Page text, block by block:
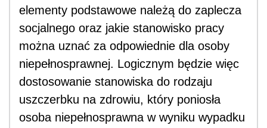
elementy podstawowe należą do zaplecza
socjalnego oraz jakie stanowisko pracy
można uznać za odpowiednie dla osoby
niepełnosprawnej. Logicznym będzie więc
dostosowanie stanowiska do rodzaju
uszczerbku na zdrowiu, który poniosła
osoba niepełnosprawna w wyniku wypadku